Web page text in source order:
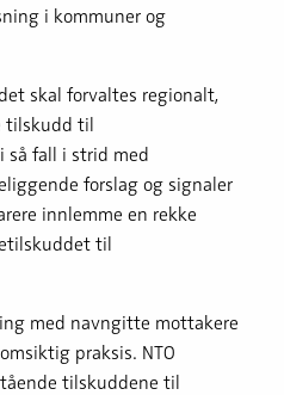
i kommuner og
skal forvaltes regionalt,
tilskudd til
så fall i strid med
forslag og signaler
innlemme en rekke
til
med navngitte mottakere
praksis. NTO
tilskuddene til